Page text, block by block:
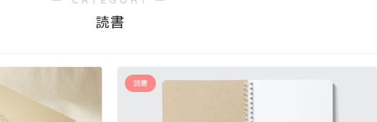
読書
読書